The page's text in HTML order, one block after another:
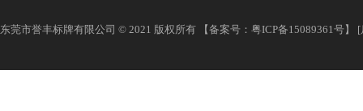
东莞市誉丰标牌有限公司 © 2021 版权所有 【备案号： 粤ICP备15089361号】 [